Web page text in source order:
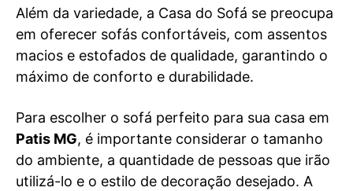
Além da variedade, a Casa do Sofá se preocupa
em oferecer sofás confortáveis, com assentos
macios e estofados de qualidade, garantindo o
máximo de conforto e durabilidade.
Para escolher o sofá perfeito para sua casa em
Patis MG, é importante considerar o tamanho
do ambiente, a quantidade de pessoas que irão
utilizá-lo e o estilo de decoração desejado. A